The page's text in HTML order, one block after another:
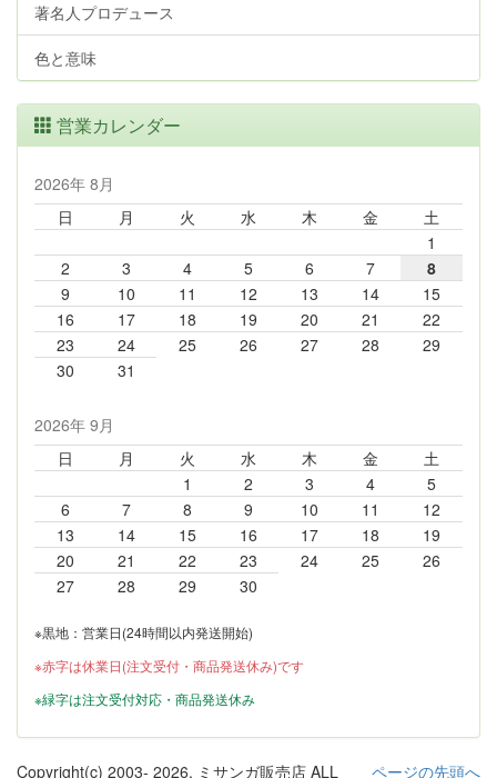
著名人プロデュース
色と意味
営業カレンダー
2026年 8月
日
月 火 水 木 金
土
1
2
3 4 5 6 7
8
9
10 11 12 13 14
15
16
17 18 19 20 21
22
23
24 25 26 27 28
29
30
31
2026年 9月
日
月 火 水 木 金
土
1
2 3 4
5
6
7 8 9 10 11
12
13
14 15 16 17 18
19
20
21 22 23 24 25
26
27
28 29 30
※黒地：営業日(24時間以内発送開始)
※赤字は休業日(注文受付・商品発送休み)です
※緑字は注文受付対応・商品発送休み
ページの先頭へ
Copyright(c) 2003- 2026, ミサンガ販売店 ALL